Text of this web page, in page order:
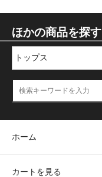
ほかの商品を探す
ホーム
カートを見る